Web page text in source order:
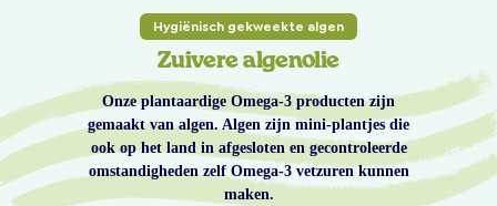
Hygiënisch gekweekte algen
Zuivere algenolie
Onze plantaardige Omega-3 producten zijn
gemaakt van algen. Algen zijn mini-plantjes die
ook op het land in afgesloten en gecontroleerde
omstandigheden zelf Omega-3 vetzuren kunnen
maken.